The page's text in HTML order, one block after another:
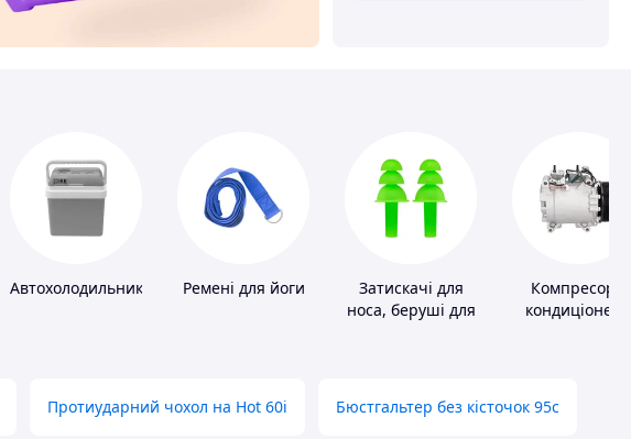
Автохолодильники Ремені для йоги
Затискачі для
носа, беруші для
Компресори
кондиціонера
Протиударний чохол на Hot 60i Бюстгальтер без кісточок 95с